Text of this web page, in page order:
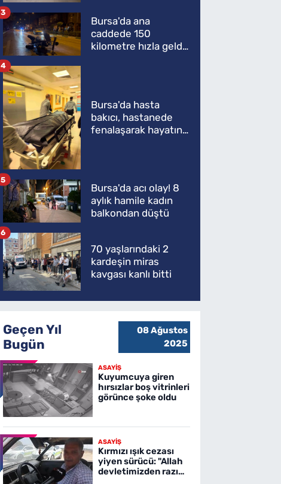
Bursa'da ana
caddede 150
kilometre hızla geldi,
3
Bursa'da hasta
bakıcı, hastanede
fenalaşarak hayatını
4
Bursa'da acı olay! 8
aylık hamile kadın
balkondan düştü
5
70 yaşlarındaki 2
kardeşin miras
kavgası kanlı bitti
6
Geçen Yıl
Bugün
08 Ağustos
2025
ASAYİŞ
Kuyumcuya giren
hırsızlar boş vitrinleri
görünce şoke oldu
ASAYİŞ
Kırmızı ışık cezası
yiyen sürücü: "Allah
devletimizden razı